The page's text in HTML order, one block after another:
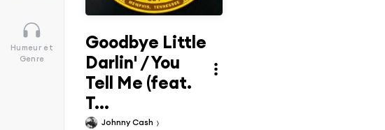
Humeur et
Genre
Goodbye Little
Darlin' / You
Tell Me (feat.
T...
Johnny Cash